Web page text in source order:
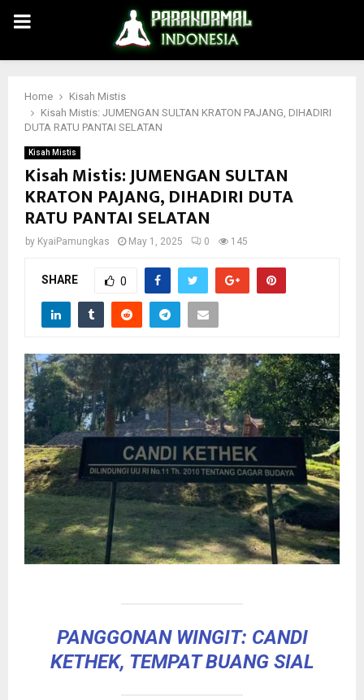
PRIMARY
MENU
Home
Kisah Mistis
Kisah Mistis: JUMENGAN SULTAN KRATON PAJANG, DIHADIRI
DUTA RATU PANTAI SELATAN
Kisah Mistis
Kisah Mistis: JUMENGAN SULTAN
KRATON PAJANG, DIHADIRI DUTA
RATU PANTAI SELATAN
by KyaiPamungkas May 1, 2025 0 145
SHARE 0
PANGGONAN WINGIT: CANDI
KETHEK, TEMPAT BUANG SIAL